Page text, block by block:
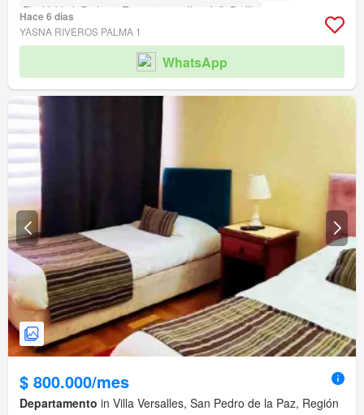
Electricidad Bodega Terraza amenity_wi_fi Parilla
Hace 6 días
YASNA RIVEROS PALMA 1
WhatsApp
$ 800.000/mes
Departamento in Villa Versalles, San Pedro de la Paz, Región